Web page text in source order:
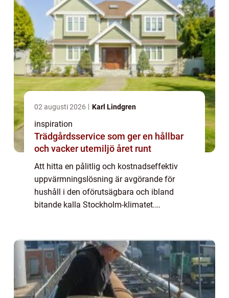
02 augusti 2026 Karl Lindgren
inspiration
Trädgårdsservice som ger en hållbar
och vacker utemiljö året runt
Att hitta en pålitlig och kostnadseffektiv
uppvärmningslösning är avgörande för
hushåll i den oförutsägbara och ibland
bitande kalla Stockholm-klimatet.